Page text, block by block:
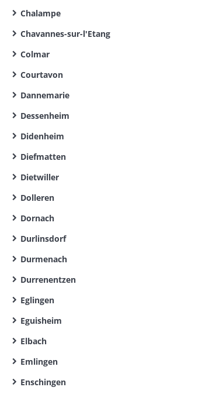
Chalampe
Chavannes-sur-l'Etang
Colmar
Courtavon
Dannemarie
Dessenheim
Didenheim
Diefmatten
Dietwiller
Dolleren
Dornach
Durlinsdorf
Durmenach
Durrenentzen
Eglingen
Eguisheim
Elbach
Emlingen
Enschingen